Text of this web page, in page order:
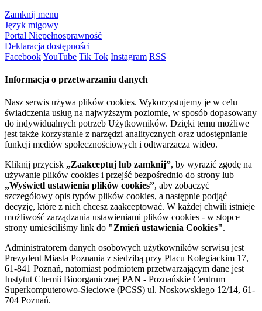
Zamknij menu
Język migowy
Portal Niepełnosprawność
Deklaracja dostępności
FacebookYouTube Tik Tok Instagram RSS
Informacja o przetwarzaniu danych
Nasz serwis używa plików cookies. Wykorzystujemy je w celu
świadczenia usług na najwyższym poziomie, w sposób dopasowany
do indywidualnych potrzeb Użytkowników. Dzięki temu możliwe
jest także korzystanie z narzędzi analitycznych oraz udostępnianie
funkcji mediów społecznościowych i odtwarzacza wideo.
Kliknij przycisk „Zaakceptuj lub zamknij”, by wyrazić zgodę na
używanie plików cookies i przejść bezpośrednio do strony lub
„Wyświetl ustawienia plików cookies”, aby zobaczyć
szczegółowy opis typów plików cookies, a następnie podjąć
decyzję, które z nich chcesz zaakceptować. W każdej chwili istnieje
możliwość zarządzania ustawieniami plików cookies - w stopce
strony umieściliśmy link do "Zmień ustawienia Cookies".
Administratorem danych osobowych użytkowników serwisu jest
Prezydent Miasta Poznania z siedzibą przy Placu Kolegiackim 17,
61-841 Poznań, natomiast podmiotem przetwarzającym dane jest
Instytut Chemii Bioorganicznej PAN - Poznańskie Centrum
Superkomputerowo-Sieciowe (PCSS) ul. Noskowskiego 12/14, 61-
704 Poznań.